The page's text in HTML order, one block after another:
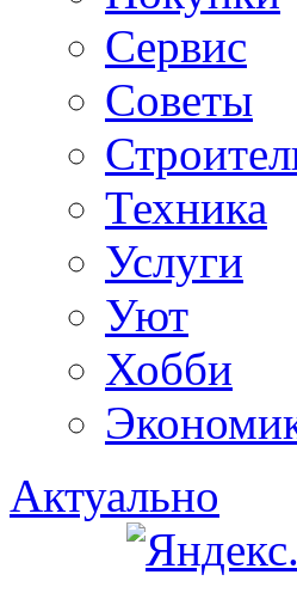
Сервис
Советы
Техника
Услуги
Уют
Хобби
Актуально